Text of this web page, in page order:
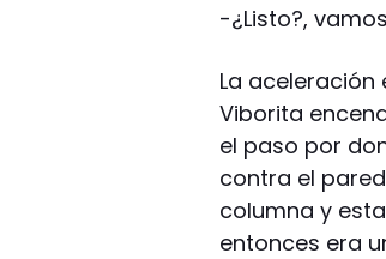
-¿Listo?,
La
Viborita
el paso por
contra el
columna y
entonces era